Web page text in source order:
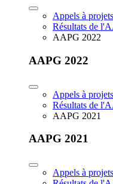
Appels à projets
Résultats de
AAPG 2022
AAPG 2022
Appels à projets
Résultats de
AAPG 2021
AAPG 2021
Appels à projets